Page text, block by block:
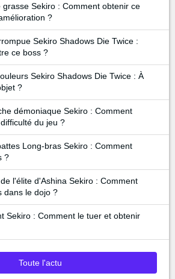
grasse Sekiro : Comment obtenir ce
?
Sekiro Shadows Die Twice :
ce boss ?
Sekiro Shadows Die Twice : À
?
démoniaque Sekiro : Comment
du jeu ?
Long-bras Sekiro : Comment
?
l'élite d'Ashina Sekiro : Comment
dans le dojo ?
Sekiro : Comment le tuer et obtenir
Toute l'actu